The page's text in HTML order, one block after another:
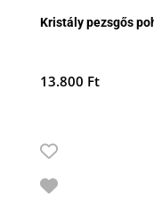
Kristály pezsgős
13.800 Ft